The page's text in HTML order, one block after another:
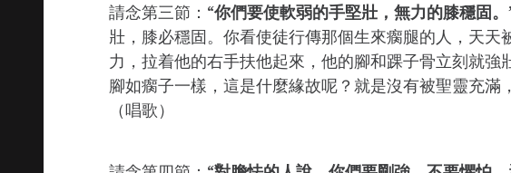
請念第三節：“你們要使軟弱的手堅壯，無力的膝穩固。
壯，膝必穩固。你看使徒行傳那個生來瘸腿的人，天
力，拉着他的右手扶他起來，他的腳和踝子骨立刻就
腳如瘸子一樣，這是什麼緣故呢？就是沒有被聖靈充滿
（唱歌）